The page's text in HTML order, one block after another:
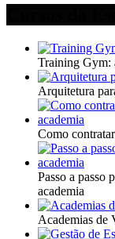
Training Gym:
Arquitetura
Como
Passo a passo
academia
Academias de